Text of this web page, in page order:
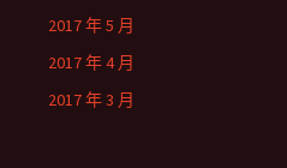
2017 年 5 月
2017 年 4 月
2017 年 3 月